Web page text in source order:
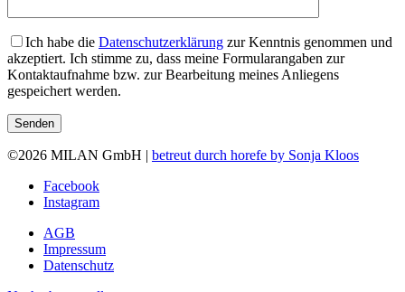
Ich habe die Datenschutzerklärung zur Kenntnis genommen und
akzeptiert. Ich stimme zu, dass meine Formularangaben zur
Kontaktaufnahme bzw. zur Bearbeitung meines Anliegens
gespeichert werden.
©2026 MILAN GmbH | betreut durch horefe by Sonja Kloos
Facebook
Instagram
AGB
Impressum
Datenschutz